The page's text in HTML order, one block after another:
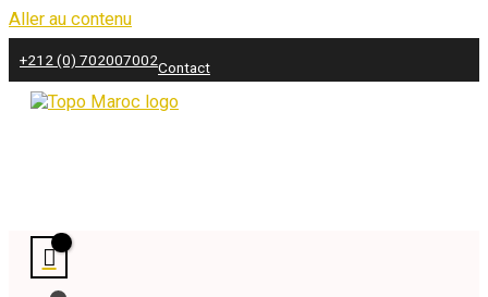
Aller au contenu
+212 (0) 702007002Contact